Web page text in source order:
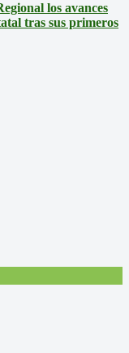
los avances
tras sus primeros